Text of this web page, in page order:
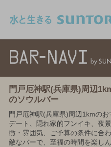
門戸厄神駅(兵庫県)周辺
のソウルバー
門戸厄神駅(兵庫県)周辺1kmのお
デート、隠れ家的フンイキ、夜
徴・雰囲気、ご予算の条件に合
敵なバーで、至福の時間を楽しん